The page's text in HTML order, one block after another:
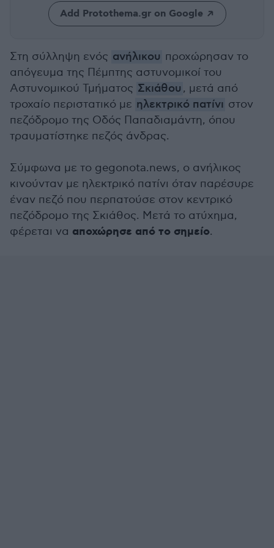
Add Protothema.gr on Google
Στη σύλληψη ενός ανήλικου προχώρησαν το
απόγευμα της Πέμπτης αστυνομικοί του
Αστυνομικού Τμήματος Σκιάθου , μετά από
τροχαίο περιστατικό με ηλεκτρικό πατίνι στον
πεζόδρομο της Οδός Παπαδιαμάντη, όπου
τραυματίστηκε πεζός άνδρας.
Σύμφωνα με το gegonota.news, ο ανήλικος
κινούνταν με ηλεκτρικό πατίνι όταν παρέσυρε
έναν πεζό που περπατούσε στον κεντρικό
πεζόδρομο της Σκιάθος. Μετά το ατύχημα,
φέρεται να αποχώρησε από το σημείο.